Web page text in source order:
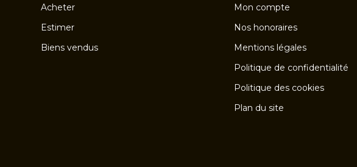
Acheter
Estimer
Biens vendus
Mon compte
Nos honoraires
Mentions légales
Politique de confidentialité
Politique des cookies
Plan du site